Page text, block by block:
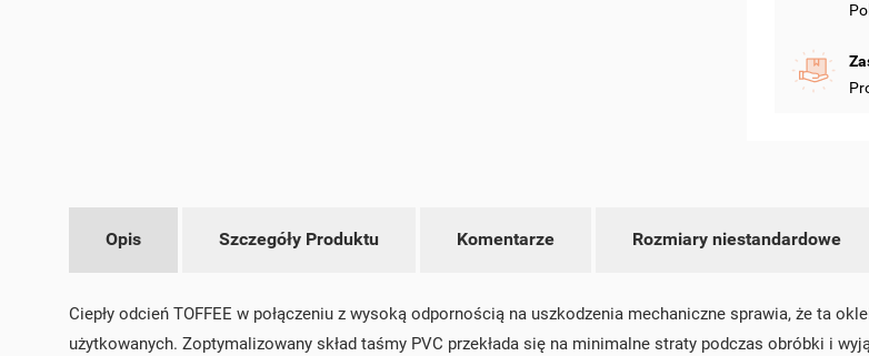
Opis Szczegóły Produktu Komentarze Rozmiary niestandardowe
Ciepły odcień TOFFEE w połączeniu z wysoką odpornością na uszkodzenia mechaniczne sprawia, że ta
użytkowanych. Zoptymalizowany skład taśmy PVC przekłada się na minimalne straty podczas obróbki i
MOJE LISTY ŻYCZEŃ
UTWÓRZ LISTĘ ŻYCZEŃ
NAZWA LISTY ŻYCZEŃ
MUSISZ BYĆ ZALOGOWANY BY ZAPISAĆ PRODUKTY NA